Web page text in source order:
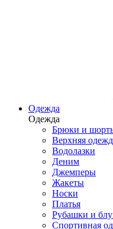
Одежда
Одежда
Брюки и
Верхняя
Водолазки
Деним
Джемперы
Жакеты
Носки
Платья
Рубашки и
Спортивная